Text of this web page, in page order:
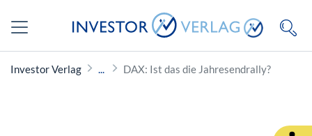
Investor Verlag DAX: Ist das die Jahresendrally?